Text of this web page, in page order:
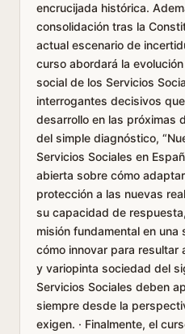
encrucijada histórica.
consolidación tras la
actual escenario de
curso abordará la
social de los Servicios
interrogantes decisivos
desarrollo en las próximas
del simple diagnóstico,
Servicios Sociales en
abierta sobre cómo
protección a las nuevas
su capacidad de
misión fundamental en
cómo innovar para resultar
y variopinta sociedad del
Servicios Sociales deben
siempre desde la
exigen. · Finalmente, el